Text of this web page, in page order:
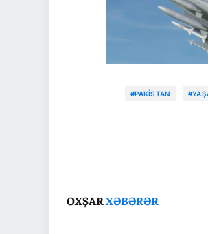
#PAKISTAN
OXŞARXƏBƏRƏR